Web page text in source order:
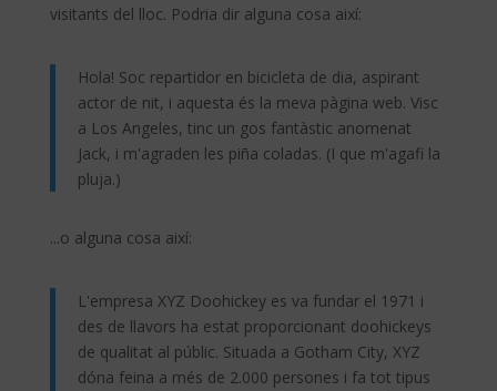
visitants del lloc. Podria dir alguna cosa així:
Hola! Soc repartidor en bicicleta de dia, aspirant
actor de nit, i aquesta és la meva pàgina web. Visc
a Los Angeles, tinc un gos fantàstic anomenat
Jack, i m'agraden les piña coladas. (I que m'agafi la
pluja.)
...o alguna cosa així:
L'empresa XYZ Doohickey es va fundar el 1971 i
des de llavors ha estat proporcionant doohickeys
de qualitat al públic. Situada a Gotham City, XYZ
dóna feina a més de 2.000 persones i fa tot tipus